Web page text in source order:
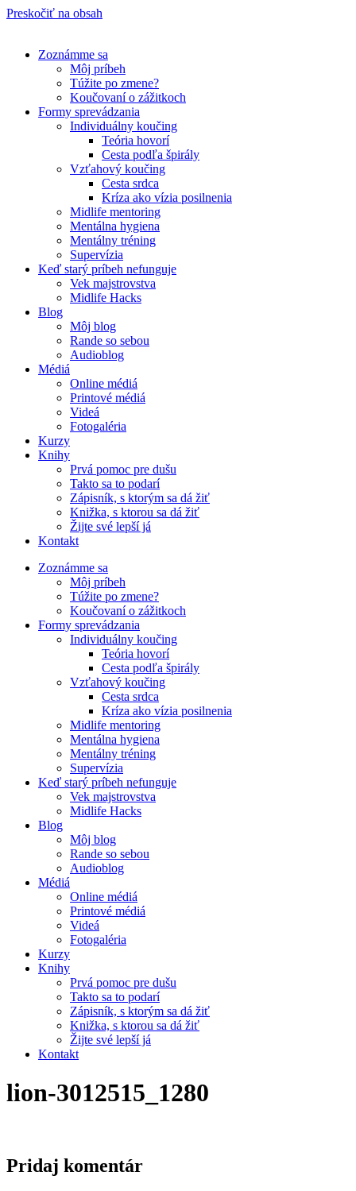
Preskočiť na obsah
Zoznámme sa
Môj príbeh
Túžite po zmene?
Koučovaní o zážitkoch
Formy sprevádzania
Individuálny koučing
Teória hovorí
Cesta podľa špirály
Vzťahový koučing
Cesta srdca
Kríza ako vízia posilnenia
Midlife mentoring
Mentálna hygiena
Mentálny tréning
Supervízia
Keď starý príbeh nefunguje
Vek majstrovstva
Midlife Hacks
Blog
Môj blog
Rande so sebou
Audioblog
Médiá
Online médiá
Printové médiá
Videá
Fotogaléria
Kurzy
Knihy
Prvá pomoc pre dušu
Takto sa to podarí
Zápisník, s ktorým sa dá žiť
Knižka, s ktorou sa dá žiť
Žijte své lepší já
Kontakt
Zoznámme sa
Môj príbeh
Túžite po zmene?
Koučovaní o zážitkoch
Formy sprevádzania
Individuálny koučing
Teória hovorí
Cesta podľa špirály
Vzťahový koučing
Cesta srdca
Kríza ako vízia posilnenia
Midlife mentoring
Mentálna hygiena
Mentálny tréning
Supervízia
Keď starý príbeh nefunguje
Vek majstrovstva
Midlife Hacks
Blog
Môj blog
Rande so sebou
Audioblog
Médiá
Online médiá
Printové médiá
Videá
Fotogaléria
Kurzy
Knihy
Prvá pomoc pre dušu
Takto sa to podarí
Zápisník, s ktorým sa dá žiť
Knižka, s ktorou sa dá žiť
Žijte své lepší já
Kontakt
lion-3012515_1280
Pridaj komentár